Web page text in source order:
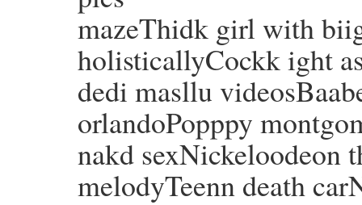
mazeThidk girl with
holisticallyCockk ight
dedi masllu
orlandoPopppy
nakd sexNickeloodeon
melodyTeenn death